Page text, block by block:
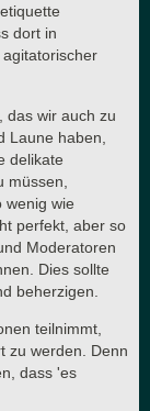
dort in
das wir auch zu
Laune haben,
delikate
müssen,
wenig wie
perfekt, aber so
Moderatoren
Dies sollte
beherzigen.
teilnimmt,
zu werden. Denn
dass 'es